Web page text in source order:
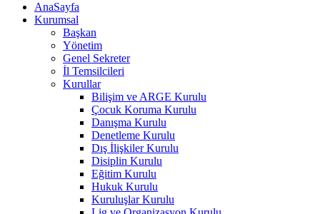
AnaSayfa
Kurumsal
Başkan
Yönetim
Genel Sekreter
İl Temsilcileri
Kurullar
Bilişim ve ARGE Kurulu
Çocuk Koruma Kurulu
Danışma Kurulu
Denetleme Kurulu
Dış İlişkiler Kurulu
Disiplin Kurulu
Eğitim Kurulu
Hukuk Kurulu
Kuruluşlar Kurulu